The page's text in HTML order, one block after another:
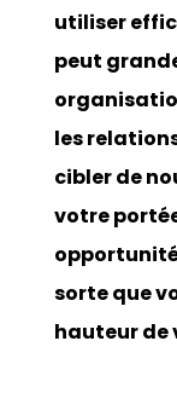
utiliser
peut
les
cibler de
votre
sorte que
hauteur de